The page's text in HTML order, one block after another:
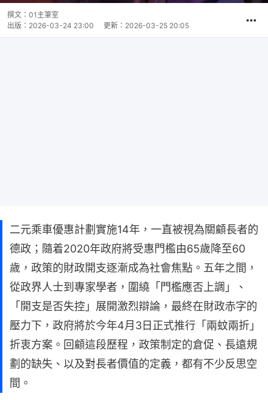
撰文： 01主筆室
出版： 2026-03-24 23:00 更新： 2026-03-25 20:05
二元乘車優惠計劃實施14年，一直被視為關顧長者的
德政；隨着2020年政府將受惠門檻由65歲降至60
歲，政策的財政開支逐漸成為社會焦點。五年之間，
從政界人士到專家學者，圍繞「門檻應否上調」、
「開支是否失控」展開激烈辯論，最終在財政赤字的
壓力下，政府將於今年4月3日正式推行「兩蚊兩折」
折衷方案。回顧這段歷程，政策制定的倉促、長遠規
劃的缺失、以及對長者價值的定義，都有不少反思空
間。